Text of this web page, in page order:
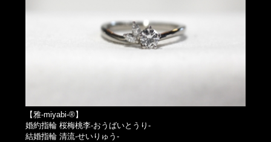
【雅-miyabi-®】
婚約指輪 桜梅桃李-おうばいとうり-
結婚指輪 清流-せいりゅう-